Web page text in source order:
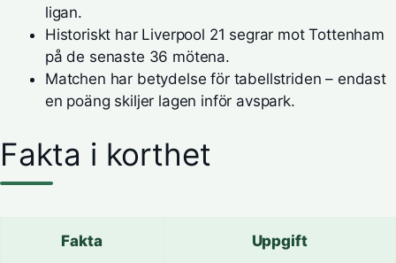
ligan.
Historiskt har Liverpool 21 segrar mot Tottenham
på de senaste 36 mötena.
Matchen har betydelse för tabellstriden – endast
en poäng skiljer lagen inför avspark.
Fakta i korthet
Fakta Uppgift